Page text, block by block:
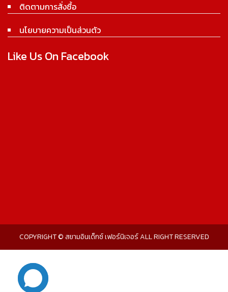
ติดตามการสั่งซื้อ
นโยบายความเป็นส่วนตัว
Like Us On Facebook
COPYRIGHT © สยามอินเด็กซ์ เฟอร์นิเจอร์ ALL RIGHT RESERVED